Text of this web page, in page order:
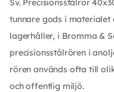
tunnare gods i materialet
lagerhåller, i Bromma &
precisionsstålrören i
rören används ofta till
och offentlig miljö.